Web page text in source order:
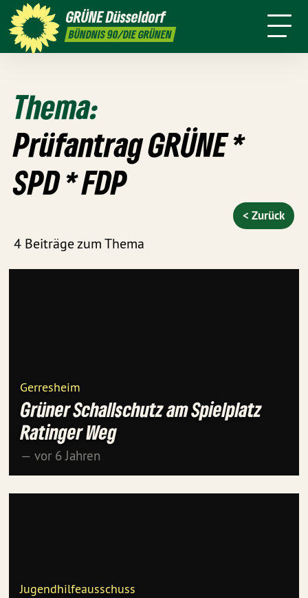
GRÜNEDüsseldorf
BÜNDNIS 90/DIE GRÜNEN
GRÜNFUNK Presse
Stadtbezirke Termine Mitmachen
Thema:
Prüfantrag GRÜNE *
SPD * FDP
4 Beiträge zum Thema
< Zurück
Gerresheim
Grüner Schallschutz am Spielplatz
Ratinger Weg
— vor 6 Jahren
Jugendhilfeausschuss